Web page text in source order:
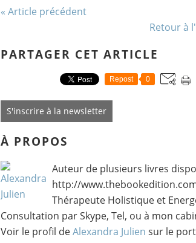
« Article précédent
Retour à
PARTAGER CET ARTICLE
Repost 0
S'inscrire à la newsletter
À PROPOS
Auteur de plusieurs livres
http://
Thérapeute Holistique et
Consultation par Skype, Tel, ou à mon
Voir le profil deAlexandra Julien sur le